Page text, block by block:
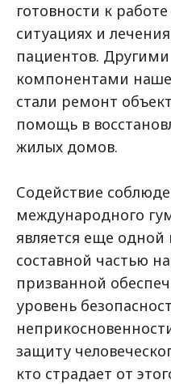
готовности к
ситуациях и
пациентов.
компонентами
стали ремонт
помощь в
жилых домов.
Содействие
международного
является еще
составной частью
призванной
уровень
защиту
кто страдает от